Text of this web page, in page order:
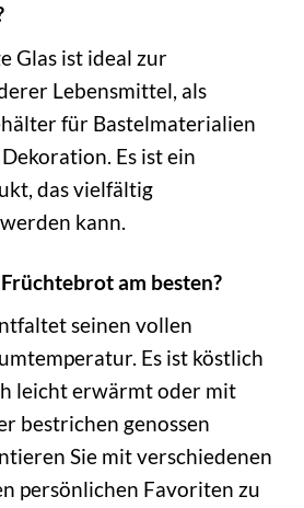
Glas ist ideal zur
Lebensmittel, als
für Bastelmaterialien
Es ist ein
das vielfältig
kann.
am besten?
seinen vollen
Es ist köstlich
leicht erwärmt oder mit
bestrichen genossen
Sie mit verschiedenen
persönlichen Favoriten zu